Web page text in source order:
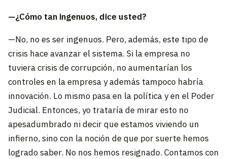
—¿Cómo tan ingenuos, dice usted?
—No, no es ser ingenuos. Pero, además, este tipo de
crisis hace avanzar el sistema. Si la empresa no
tuviera crisis de corrupción, no aumentarían los
controles en la empresa y además tampoco habría
innovación. Lo mismo pasa en la política y en el Poder
Judicial. Entonces, yo trataría de mirar esto no
apesadumbrado ni decir que estamos viviendo un
infierno, sino con la noción de que por suerte hemos
logrado saber. No nos hemos resignado. Contamos con